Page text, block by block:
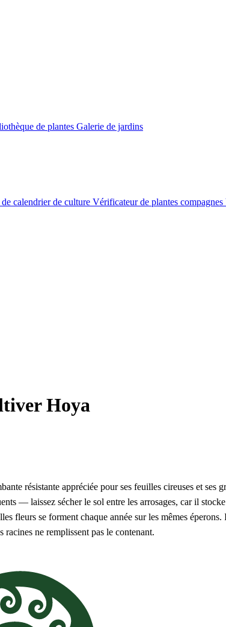
de plantes Galerie de jardins
calendrier de culture Vérificateur de plantes compagnes
Hoya
résistante appréciée pour ses feuilles cireuses et
— laissez sécher le sol entre les arrosages, car il
fleurs se forment chaque année sur les mêmes
racines ne remplissent pas le contenant.